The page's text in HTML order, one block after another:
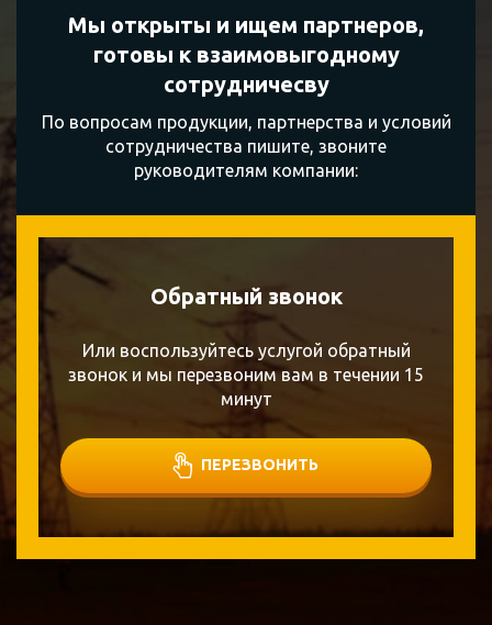
Мы открыты и ищем партнеров,
готовы квзаимовыгодному
сотрудничесву
По вопросам продукции, партнерства и условий
сотрудничества пишите, звоните
руководителям компании:
Обратный звонок
Или воспользуйтесь услугой обратный
звонок и мы перезвоним вам в течении 15
минут
ПЕРЕЗВОНИТЬ